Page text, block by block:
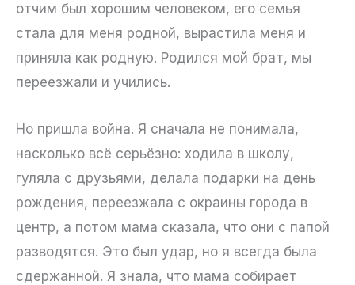
отчим был хорошим человеком, его семья
стала для меня родной, вырастила меня и
приняла как родную. Родился мой брат, мы
переезжали и учились.
Но пришла война. Я сначала не понимала,
насколько всё серьёзно: ходила в школу,
гуляла с друзьями, делала подарки на день
рождения, переезжала с окраины города в
центр, а потом мама сказала, что они с папой
разводятся. Это был удар, но я всегда была
сдержанной. Я знала, что мама собирает